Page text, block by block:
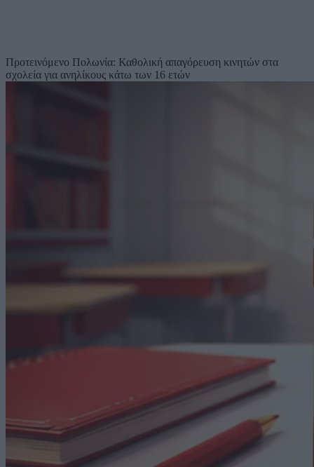
Προτεινόμενο Πολωνία: Καθολική απαγόρευση κινητών στα
σχολεία για ανηλίκους κάτω των 16 ετών